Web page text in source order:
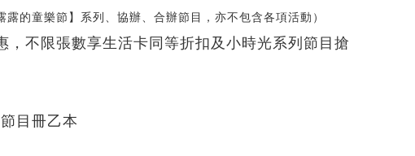
露的童樂節】系列、協辦、合辦節目，亦不包含各項活動）
，不限張數享生活卡同等折扣及小時光系列節目搶
目冊乙本